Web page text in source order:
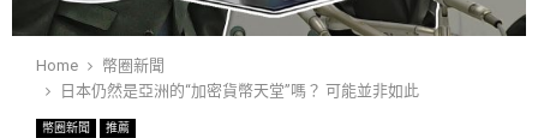
Home
幣圈新聞
日本仍然是亞洲的“加密貨幣天堂”嗎？ 可能並非如此
幣圈新聞 推薦